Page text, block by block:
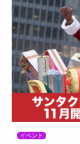
イベント